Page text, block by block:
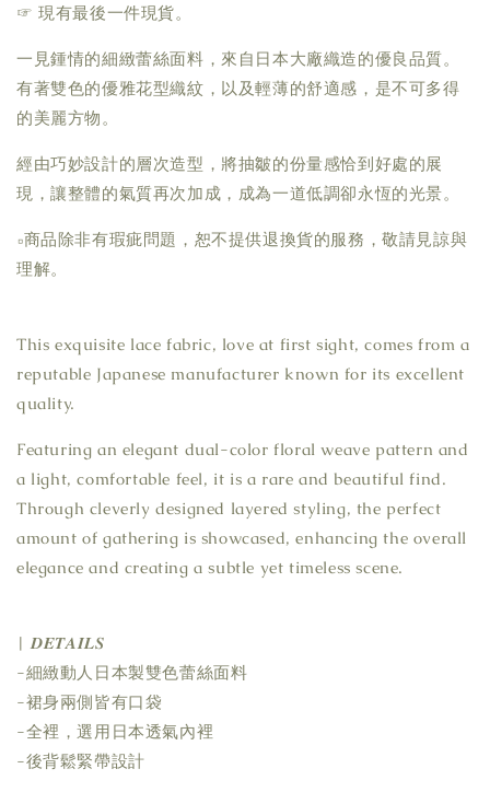
☞ 現有最後一件現貨。
一見鍾情的細緻蕾絲面料，來自日本大廠織造的優良品質。
有著雙色的優雅花型織紋，以及輕薄的舒適感，是不可多得
的美麗方物。
經由巧妙設計的層次造型，將抽皺的份量感恰到好處的展
現，讓整體的氣質再次加成，成為一道低調卻永恆的光景。
▫商品除非有瑕疵問題，恕不提供退換貨的服務，敬請見諒與
理解。
This exquisite lace fabric, love at first sight, comes from a
reputable Japanese manufacturer known for its excellent
quality.
Featuring an elegant dual-color floral weave pattern and
a light, comfortable feel, it is a rare and beautiful find.
Through cleverly designed layered styling, the perfect
amount of gathering is showcased, enhancing the overall
elegance and creating a subtle yet timeless scene.
| 𝑫𝑬𝑻𝑨𝑰𝑳𝑺
-細緻動人日本製雙色蕾絲面料
-裙身兩側皆有口袋
-全裡，選用日本透氣內裡
-後背鬆緊帶設計